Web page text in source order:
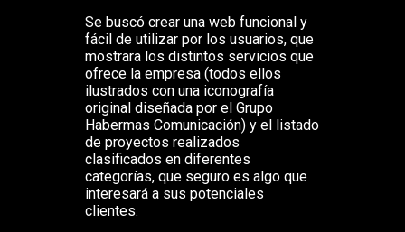
Se buscó crear una web funcional y
fácil de utilizar por los usuarios, que
mostrara los distintos servicios que
ofrece la empresa (todos ellos
ilustrados con una iconografía
original diseñada por el Grupo
Habermas Comunicación) y el listado
de proyectos realizados
clasificados en diferentes
categorías, que seguro es algo que
interesará a sus potenciales
clientes.